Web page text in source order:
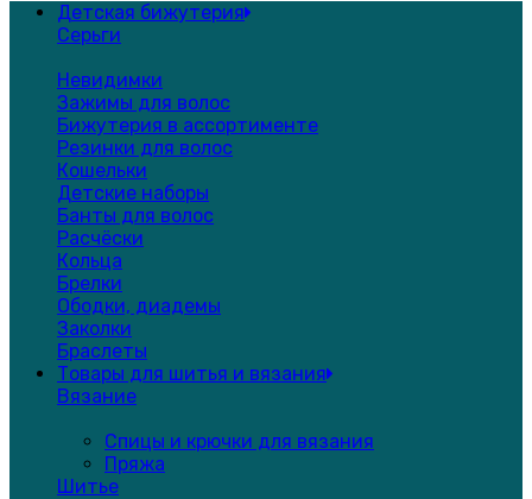
Детская бижутерия
Серьги
Невидимки
Зажимы для волос
Бижутерия в ассортименте
Резинки для волос
Кошельки
Детские наборы
Банты для волос
Расчёски
Кольца
Брелки
Ободки, диадемы
Заколки
Браслеты
Товары для шитья и вязания
Вязание
Спицы и крючки для вязания
Пряжа
Шитье